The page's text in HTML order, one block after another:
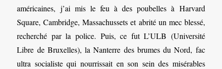
américaines, j’ai mis le feu à des poubelles à Harvard
Square, Cambridge, Massachussets et abrité un mec blessé,
recherché par la police. Puis, ce fut L’ULB (Université
Libre de Bruxelles), la Nanterre des brumes du Nord, fac
ultra socialiste qui nourrissait en son sein des misérables